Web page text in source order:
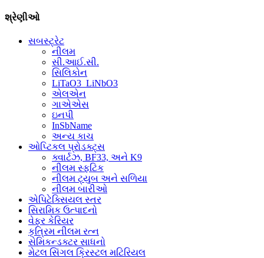
શ્રેણીઓ
સબસ્ટ્રેટ
નીલમ
સી.આઈ.સી.
સિલિકોન
LiTaO3_LiNbO3
એલએન
ગાએએસ
ઇનપી
InSbName
અન્ય કાચ
ઓપ્ટિકલ પ્રોડક્ટ્સ
ક્વાર્ટઝ, BF33, અને K9
નીલમ સ્ફટિક
નીલમ ટ્યુબ અને સળિયા
નીલમ બારીઓ
એપિટેક્સિયલ સ્તર
સિરામિક ઉત્પાદનો
વેફર કેરિયર
કૃત્રિમ નીલમ રત્ન
સેમિકન્ડક્ટર સાધનો
મેટલ સિંગલ ક્રિસ્ટલ મટિરિયલ